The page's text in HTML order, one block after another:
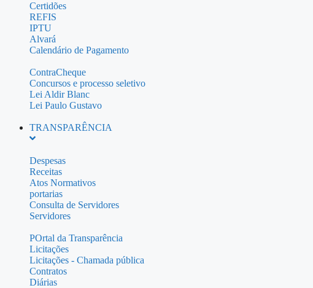
Certidões
REFIS
IPTU
Alvará
Calendário de Pagamento
ContraCheque
Concursos e processo seletivo
Lei Aldir Blanc
Lei Paulo Gustavo
TRANSPARÊNCIA
Despesas
Receitas
Atos Normativos
portarias
Consulta de Servidores
Servidores
POrtal da Transparência
Licitações
Licitações - Chamada pública
Contratos
Diárias